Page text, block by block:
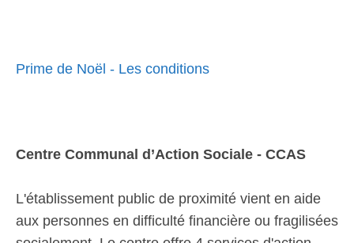
Prime de Noël - Les conditions
Centre Communal d’Action Sociale - CCAS
L'établissement public de proximité vient en aide
aux personnes en difficulté financière ou fragilisées